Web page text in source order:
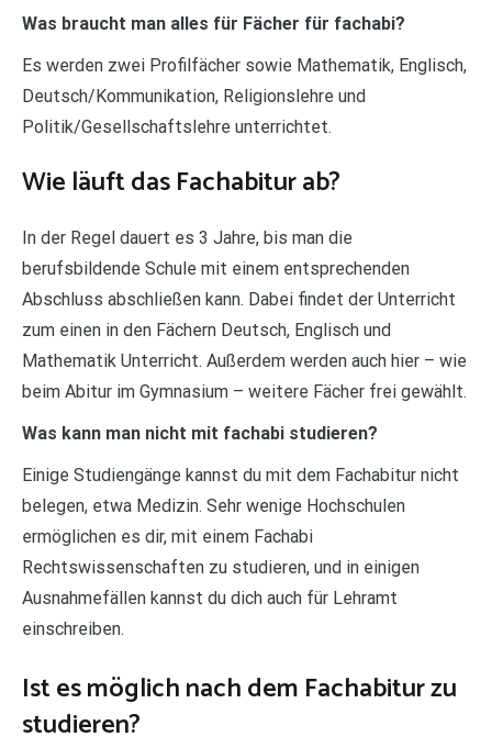
Was braucht man alles für Fächer für fachabi?
Es werden zwei Profilfächer sowie Mathematik, Englisch,
Deutsch/Kommunikation, Religionslehre und
Politik/Gesellschaftslehre unterrichtet.
Wie läuft das Fachabitur ab?
In der Regel dauert es 3 Jahre, bis man die
berufsbildende Schule mit einem entsprechenden
Abschluss abschließen kann. Dabei findet der Unterricht
zum einen in den Fächern Deutsch, Englisch und
Mathematik Unterricht. Außerdem werden auch hier – wie
beim Abitur im Gymnasium – weitere Fächer frei gewählt.
Was kann man nicht mit fachabi studieren?
Einige Studiengänge kannst du mit dem Fachabitur nicht
belegen, etwa Medizin. Sehr wenige Hochschulen
ermöglichen es dir, mit einem Fachabi
Rechtswissenschaften zu studieren, und in einigen
Ausnahmefällen kannst du dich auch für Lehramt
einschreiben.
Ist es möglich nach dem Fachabitur zu
studieren?